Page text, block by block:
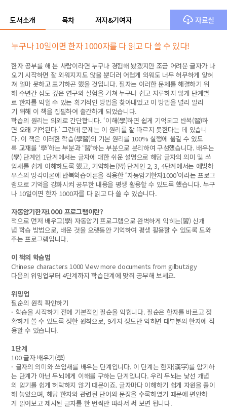
도서소개 목차 저자&기여자 자료실
누구나 10일이면 한자 1000자를 다 읽고 다 쓸 수 있다!
한자 공부를 해 본 사람이라면 누구나 경험해 봤겠지만 조금 어려운 글자가 나
오기 시작하면 잘 외워지지도 않을 뿐더러 어렵게 외워도 너무 허무하게 잊혀
져 얼마 못하고 포기하곤 했을 것입니다. 필자는 이러한 문제를 해결하기 위
해 수년간 심도 깊은 연구와 실험을 거쳐 누구나 쉽고 지루하지 않게 단계별
로 한자를 익힐 수 있는 획기적인 방법을 찾아내었고 이 방법을 널리 알리
기 위해 이 책을 집필하여 출간하게 되었습니다.
학습의 원리는 의외로 간단합니다. ‘이해(學)하면 쉽게 기억되고 반복(習)하
면 오래 기억된다.’ 그런데 문제는 이 원리를 잘 따르지 못한다는 데 있습니
다. 이 책은 이러한 학습(學習)의 기본 원리를 100% 실행에 옮길 수 있도
록 교재를 ‘學’하는 부분과 ‘習’하는 부분으로 분리하여 구성했습니다. 배우는
(學) 단계인 1단계에서는 글자에 대한 쉬운 설명으로 해당 글자의 의미 및 쓰
임새를 쉽게 이해하도록 했고, 기억하는(習) 단계인 2, 3, 4단계에서는 에빙하
우스의 망각이론에 반복학습이론을 적용한 ‘자동암기한자1000’이라는 프로그
램으로 기억을 강화시켜 공부한 내용을 평생 활용할 수 있도록 했습니다. 누구
나 10일이면 한자 1000자를 다 읽고 다 쓸 수 있습니다.
자동암기한자1000 프로그램이란?
책으로 먼저 배우고(學) 자동암기 프로그램으로 완벽하게 익히는(習) 신개
념 학습 방법으로, 배운 것을 오랫동안 기억하여 평생 활용할 수 있도록 도와
주는 프로그램입니다.
이 책의 학습법
Chinese characters 1000 View more documents from gilbutzigy
다음의 워밍업부터 4단계까지 학습단계에 맞춰 공부해 보세요.
위밍업
필순의 원칙 확인하기
- 학습을 시작하기 전에 기본적인 필순을 익힙니다. 필순은 한자를 바르고 정
확하게 쓸 수 있도록 정한 원칙으로, 9가지 정도만 익히면 대부분의 한자에 적
용할 수 있습니다.
1단계
100 글자 배우기(學)
- 글자의 의미와 쓰임새를 배우는 단계입니다. 이 단계는 한자(漢字)를 암기하
는 단계가 아닌 두뇌에게 이해를 구하는 단계입니다. 우리 두뇌는 낯선 개념
의 암기를 쉽게 허락하지 않기 때문이죠. 글자마다 이해하기 쉽게 자원을 풀이
해 놓았으며, 해당 한자와 관련된 단어와 문장을 수록하였기 때문에 편안하
게 읽어보고 제시된 글자를 한 번씩만 따라서 써 보면 됩니다.